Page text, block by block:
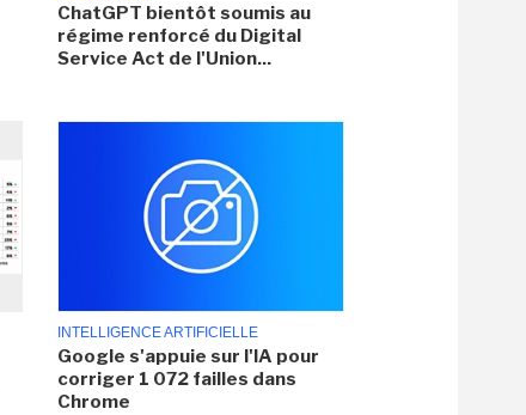
ChatGPT bientôt soumis au
régime renforcé du Digital
Service Act de l'Union...
INTELLIGENCE ARTIFICIELLE
Google s'appuie sur l'IA pour
corriger 1 072 failles dans
Chrome